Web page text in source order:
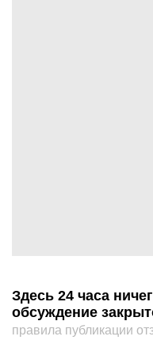
Здесь 24 часа
обсуждение
правила публикации